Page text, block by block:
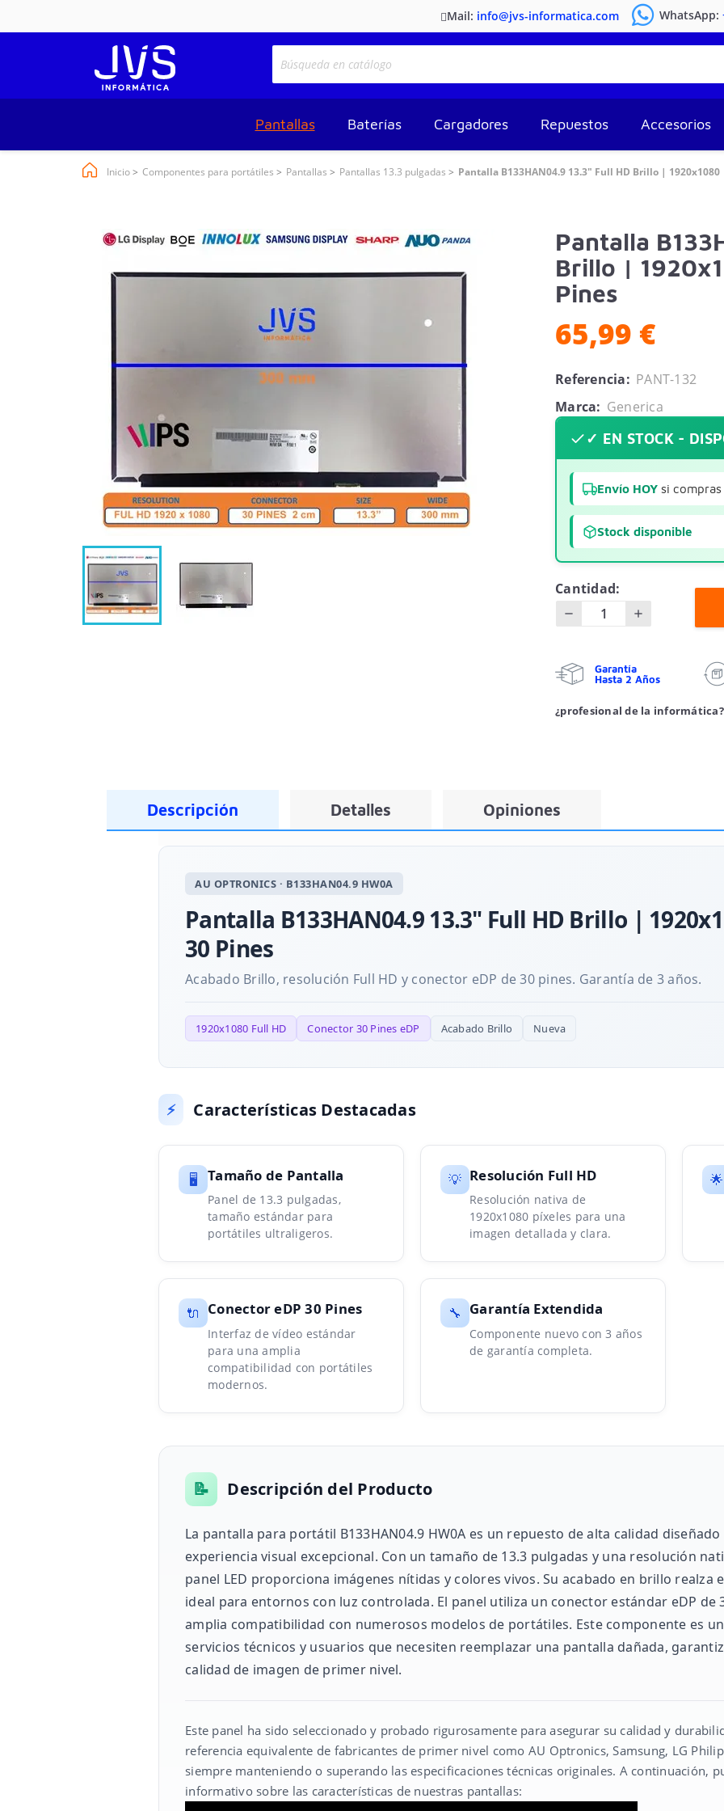
Mail: info@jvs-informatica.com WhatsApp:
Pantallas Baterías Cargadores Repuestos Accesorios
Inicio Componentes para portátiles Pantallas Pantallas 13.3 pulgadas Pantalla B133HAN04.9 13.3" Full HD Brillo |
Pantalla
Brillo |
Pines
65,99 €
Referencia: PANT-132
Marca: Generica
✓ EN STOCK -
Envío HOY si
Stock disponible
Cantidad:
Garantía
Hasta 2 Años
¿profesional de la
Descripción Detalles Opiniones
AU OPTRONICS · B133HAN04.9 HW0A
Pantalla B133HAN04.9 13.3" Full HD Brillo |
30 Pines
Acabado Brillo, resolución Full HD y conector eDP de 30 pines. Garantía de 3 años.
1920x1080 Full HD Conector 30 Pines eDP Acabado Brillo Nueva
⚡ Características Destacadas
🖥️ Tamaño de Pantalla
Panel de 13.3 pulgadas,
tamaño estándar para
portátiles ultraligeros.
💡 Resolución Full HD
Resolución nativa de
1920x1080 píxeles para una
imagen detallada y clara.
🌟
🔌 Conector eDP 30 Pines
Interfaz de vídeo estándar
para una amplia
compatibilidad con portátiles
modernos.
🔧 Garantía Extendida
Componente nuevo con 3 años
de garantía completa.
📝 Descripción del Producto
La pantalla para portátil B133HAN04.9 HW0A es un repuesto de alta calidad
experiencia visual excepcional. Con un tamaño de 13.3 pulgadas y una resolución
panel LED proporciona imágenes nítidas y colores vivos. Su acabado en brillo realza
ideal para entornos con luz controlada. El panel utiliza un conector estándar eDP de
amplia compatibilidad con numerosos modelos de portátiles. Este componente es
servicios técnicos y usuarios que necesiten reemplazar una pantalla dañada,
calidad de imagen de primer nivel.
Este panel ha sido seleccionado y probado rigurosamente para asegurar su calidad y
referencia equivalente de fabricantes de primer nivel como AU Optronics, Samsung, LG
siempre manteniendo o superando las especificaciones técnicas originales. A continuación,
informativo sobre las características de nuestras pantallas: